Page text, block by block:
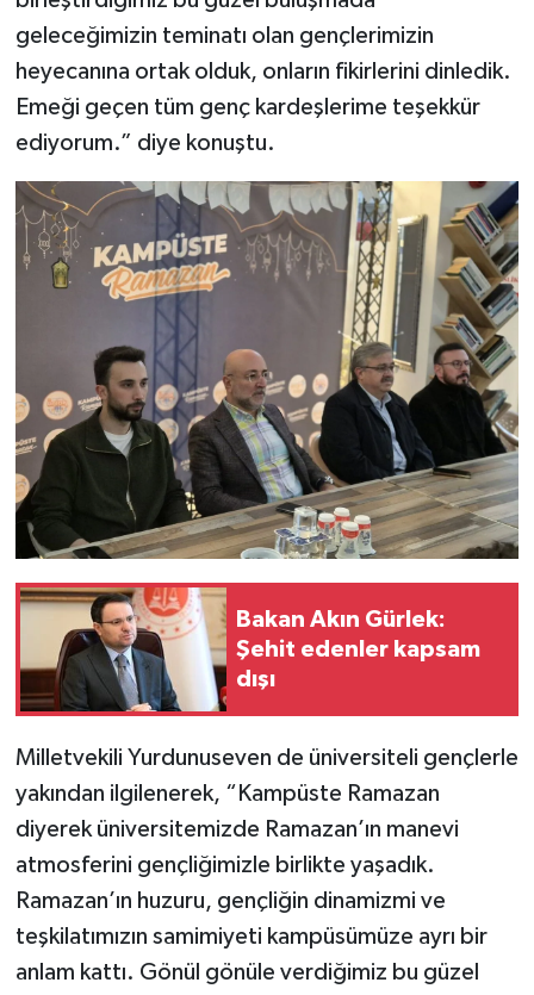
geleceğimizin teminatı olan gençlerimizin
heyecanına ortak olduk, onların fikirlerini dinledik.
Emeği geçen tüm genç kardeşlerime teşekkür
ediyorum.” diye konuştu.
Bakan Akın Gürlek:
Şehit edenler kapsam
dışı
Milletvekili Yurdunuseven de üniversiteli gençlerle
yakından ilgilenerek, “Kampüste Ramazan
diyerek üniversitemizde Ramazan’ın manevi
atmosferini gençliğimizle birlikte yaşadık.
Ramazan’ın huzuru, gençliğin dinamizmi ve
teşkilatımızın samimiyeti kampüsümüze ayrı bir
anlam kattı. Gönül gönüle verdiğimiz bu güzel